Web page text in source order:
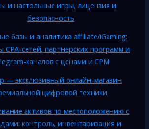
и настольные игры, лицензия и
безопасность
базы и аналитика affiliate/iGaming:
CPA-сетей, партнёрских программ и
каналов с ценами и CPM
— эксклюзивный онлайн-магазин
цифровой техники
активов по местоположению с
контроль, инвентаризация и